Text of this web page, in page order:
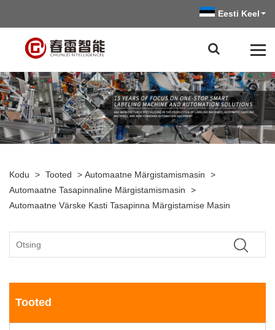
Eesti Keel
Kodu > Tooted > Automaatne Märgistamismasin
>
Automaatne Tasapinnaline Märgistamismasin
>
Automaatne Värske Kasti Tasapinna Märgistamise Masin
Tooted